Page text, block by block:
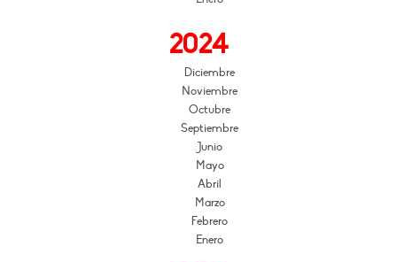
2024
Diciembre
Noviembre
Octubre
Septiembre
Junio
Mayo
Abril
Marzo
Febrero
Enero